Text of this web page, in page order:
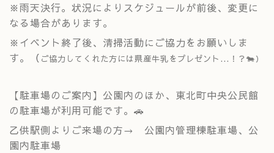
※雨天決行。状況によりスケジュールが前後、変更に
なる場合があります。
※イベント終了後、清掃活動にご協力をお願いしま
す。（ ご協力してくれた方には県産牛乳をプレゼント...！？🐄）
【駐車場のご案内】 公園内のほか、東北町中央公民館
の駐車場が利用可能です。🚗
乙供駅側よりご来場の方→ 公園内管理棟駐車場、公
園内駐車場